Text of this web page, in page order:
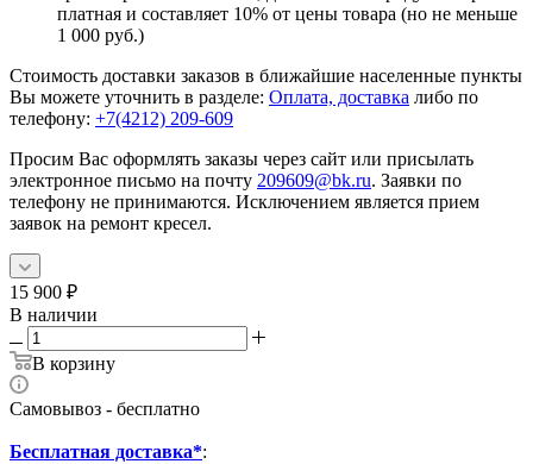
платная и составляет 10% от цены товара (но не меньше
1 000 руб.)
Стоимость доставки заказов в ближайшие населенные пункты
Вы можете уточнить в разделе: Оплата, доставка либо по
телефону: +7(4212) 209-609
Просим Вас оформлять заказы через сайт или присылать
электронное письмо на почту 209609@bk.ru. Заявки по
телефону не принимаются. Исключением является прием
заявок на ремонт кресел.
15 900 ₽
В наличии
В корзину
Самовывоз - бесплатно
Бесплатная доставка*: